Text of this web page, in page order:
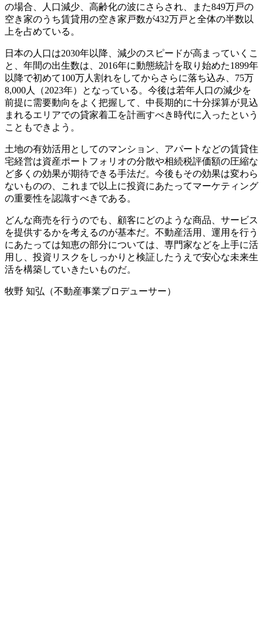
の場合、人口減少、高齢化の波にさらされ、また849万戸の
空き家のうち賃貸用の空き家戸数が432万戸と全体の半数以
上を占めている。
日本の人口は2030年以降、減少のスピードが高まっていくこ
と、年間の出生数は、2016年に動態統計を取り始めた1899年
以降で初めて100万人割れをしてからさらに落ち込み、75万
8,000人（2023年）となっている。今後は若年人口の減少を
前提に需要動向をよく把握して、中長期的に十分採算が見込
まれるエリアでの貸家着工を計画すべき時代に入ったという
こともできよう。
土地の有効活用としてのマンション、アパートなどの賃貸住
宅経営は資産ポートフォリオの分散や相続税評価額の圧縮な
ど多くの効果が期待できる手法だ。今後もその効果は変わら
ないものの、これまで以上に投資にあたってマーケティング
の重要性を認識すべきである。
どんな商売を行うのでも、顧客にどのような商品、サービス
を提供するかを考えるのが基本だ。不動産活用、運用を行う
にあたっては知恵の部分については、専門家などを上手に活
用し、投資リスクをしっかりと検証したうえで安心な未来生
活を構築していきたいものだ。
牧野 知弘（不動産事業プロデューサー）